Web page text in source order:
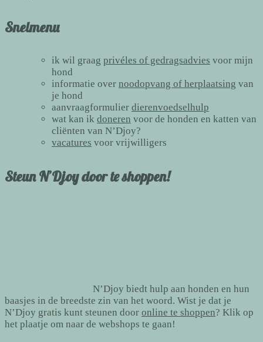
Snelmenu
ik wil graag privéles of gedragsadvies voor mijn
hond
informatie over noodopvang of herplaatsing van
je hond
aanvraagformulier dierenvoedselhulp
wat kan ik doneren voor de honden en katten van
cliënten van N’Djoy?
vacatures voor vrijwilligers
Steun N’Djoy door te shoppen!
N’Djoy biedt hulp aan honden en hun
baasjes in de breedste zin van het woord. Wist je dat je
N’Djoy gratis kunt steunen door online te shoppen? Klik op
het plaatje om naar de webshops te gaan!